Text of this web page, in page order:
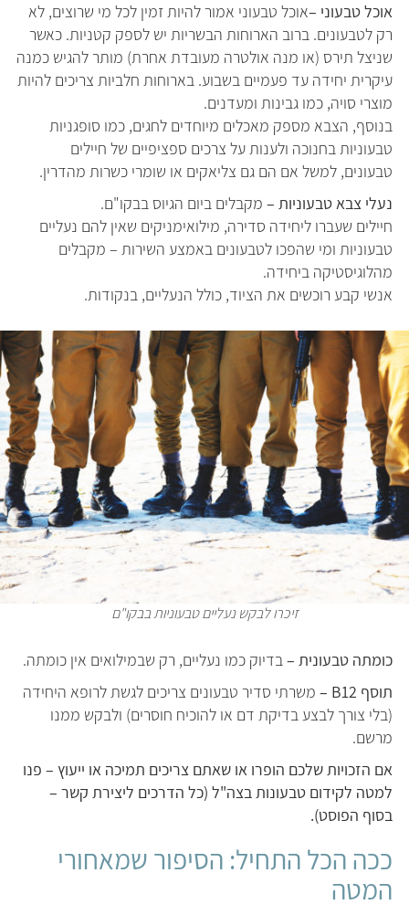
אוכל טבעוני –אוכל טבעוני אמור להיות זמין לכל מי שרוצים, לא
רק לטבעונים. ברוב הארוחות הבשריות יש לספק קטניות. כאשר
שניצל תירס (או מנה אולטרה מעובדת אחרת) מותר להגיש כמנה
עיקרית יחידה עד פעמיים בשבוע. בארוחות חלביות צריכים להיות
מוצרי סויה, כמו גבינות ומעדנים.
בנוסף, הצבא מספק מאכלים מיוחדים לחגים, כמו סופגניות
טבעוניות בחנוכה ולענות על צרכים ספציפיים של חיילים
טבעונים, למשל אם הם גם צליאקים או שומרי כשרות מהדרין.
נעלי צבא טבעוניות – מקבלים ביום הגיוס בבקו"ם.
חיילים שעברו ליחידה סדירה, מילואימניקים שאין להם נעליים
טבעוניות ומי שהפכו לטבעונים באמצע השירות – מקבלים
מהלוגיסטיקה ביחידה.
אנשי קבע רוכשים את הציוד, כולל הנעליים, בנקודות.
זיכרו לבקש נעליים טבעוניות בבקו"ם
כומתה טבעונית –בדיוק כמו נעליים, רק שבמילואים אין כומתה.
תוסף B12 –
משרתי סדיר טבעונים צריכים לגשת לרופא היחידה
(בלי צורך לבצע בדיקת דם או להוכיח חוסרים) ולבקש ממנו
מרשם.
אם הזכויות שלכם הופרו או שאתם צריכים תמיכה או ייעוץ – פנו
למטה לקידום טבעונות בצה"ל (כל הדרכים ליצירת קשר –
בסוף הפוסט).
ככה הכל התחיל: הסיפור שמאחורי
המטה